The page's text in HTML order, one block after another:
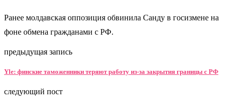
Ранее молдавская оппозиция обвинила Санду в госизмене на
фоне обмена гражданами с РФ.
предыдущая запись
Yle: финские таможенники теряют работу из-за закрытия границы с РФ
следующий пост